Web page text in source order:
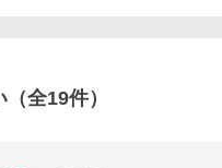
（全19件）